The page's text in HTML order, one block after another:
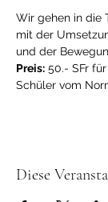
Wir gehen in die
mit der
und der
Preis: 50.- SFr
Schüler vom
Diese